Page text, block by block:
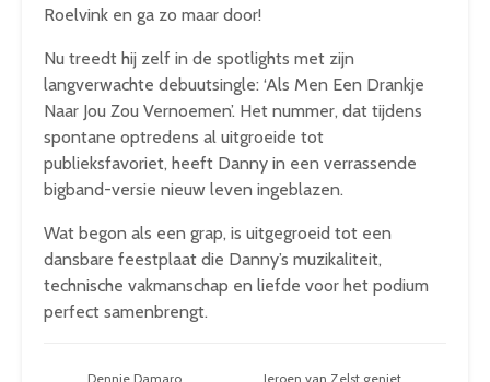
Roelvink en ga zo maar door!
Nu treedt hij zelf in de spotlights met zijn
langverwachte debuutsingle: ‘Als Men Een Drankje
Naar Jou Zou Vernoemen’. Het nummer, dat tijdens
spontane optredens al uitgroeide tot
publieksfavoriet, heeft Danny in een verrassende
bigband-versie nieuw leven ingeblazen.
Wat begon als een grap, is uitgegroeid tot een
dansbare feestplaat die Danny’s muzikaliteit,
technische vakmanschap en liefde voor het podium
perfect samenbrengt.
Dennie Damaro
Jeroen van Zelst geniet